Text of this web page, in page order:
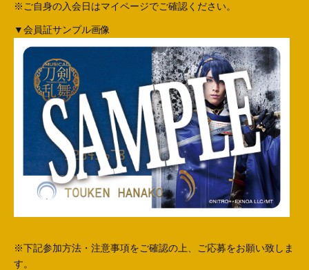
※ご自身の入会日はマイページでご確認ください。
▼会員証サンプル画像
※下記参加方法・注意事項をご確認の上、ご応募をお願い致しま
す。